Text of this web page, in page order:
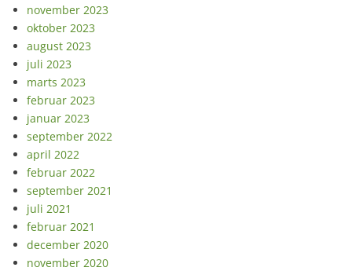
november 2023
oktober 2023
august 2023
juli 2023
marts 2023
februar 2023
januar 2023
september 2022
april 2022
februar 2022
september 2021
juli 2021
februar 2021
december 2020
november 2020